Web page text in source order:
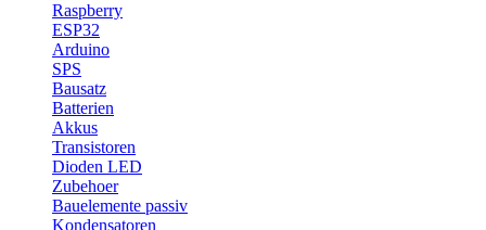
Raspberry
ESP32
Arduino
SPS
Bausatz
Batterien
Akkus
Transistoren
Dioden LED
Zubehoer
Bauelemente passiv
Kondensatoren